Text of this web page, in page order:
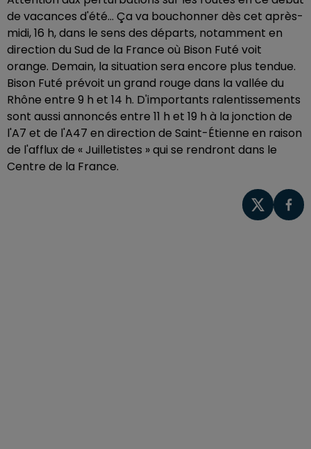
de vacances d'été... Ça va bouchonner dès cet après-
midi, 16 h, dans le sens des départs, notamment en
direction du Sud de la France où Bison Futé voit
orange. Demain, la situation sera encore plus tendue.
Bison Futé prévoit un grand rouge dans la vallée du
Rhône entre 9 h et 14 h. D'importants ralentissements
sont aussi annoncés entre 11 h et 19 h à la jonction de
l'A7 et de l'A47 en direction de Saint-Étienne en raison
de l'afflux de « Juilletistes » qui se rendront dans le
Centre de la France.